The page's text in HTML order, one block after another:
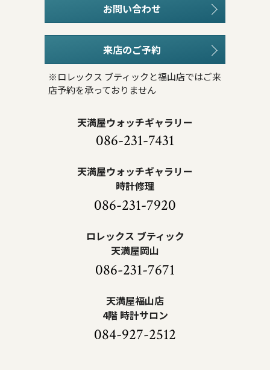
お問い合わせ
来店のご予約
※ロレックス ブティックと福山店ではご来
店予約を承っておりません
天満屋ウォッチギャラリー
086-231-7431
天満屋ウォッチギャラリー
時計修理
086-231-7920
ロレックス ブティック
天満屋岡山
086-231-7671
天満屋福山店
4階 時計サロン
084-927-2512